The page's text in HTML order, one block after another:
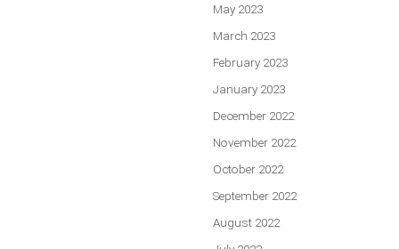
May 2023
March 2023
February 2023
January 2023
December 2022
November 2022
October 2022
September 2022
August 2022